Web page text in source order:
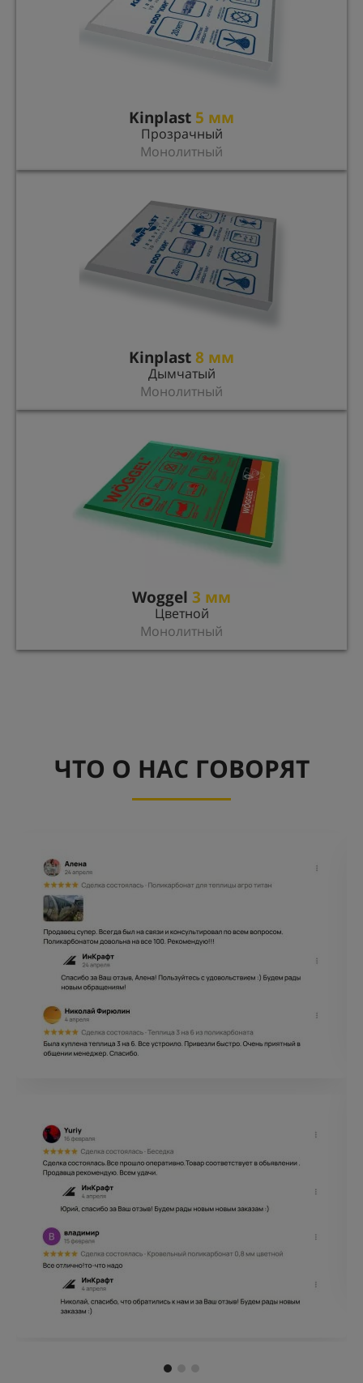
Kinplast 5 мм
Прозрачный
Монолитный
Kinplast8 мм
Дымчатый
Монолитный
Woggel 3 мм
Цветной
Монолитный
ЧТО О НАС ГОВОРЯТ